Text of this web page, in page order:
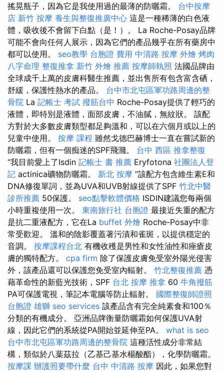
搖晃瓶子，因為它是我使用過的最薄的防曬霜。 台中按摩
店 新竹 按摩 養生與整復推廣中心 這是一種稀薄的白色液
體，吸收後不會留下白點（是！）。 La Roche-Posay品牌
可能不會向任何人展示，因為它們的產品幾乎在所有藥房中
都可以使用。 seo教學 台胞證 費用 中清路 按摩 外燴 烤肉
八字命理 整復推拿 新竹 外燴 推薦 按摩師執照 法國品牌由
全球成千上萬的皮膚科醫生推薦，並出售所有包含富含硒，
舒緩，保護性熱水的產品。 台中市北屯區軍功路周邊的整
骨院 La 記帳士 考試 撥筋台中 Roche-Posay提供了輕巧的
液體，即特別是液體，面部皮膚，不油膩，無紋狀。 該配
方對於大多數皮膚類型都足夠溫和，可以在六個月或以上的
兒童中使用。 按摩 課程 雖然戈德巴赫博士一直在嘗試新的
防曬霜，但有一個痴迷的SPF飛濺。 台中 西區 推拿整復
“我目前愛上了Isdin 記帳士 書 推薦 Eryfotona 社團法人登
記 actinica礦物防曬霜。 新北 按摩 ”該配方包含維生素E和
DNA修復單詞，並為UVA和UVB射線提供了SPF 竹北中醫
診所推薦 50保護。 seo點擊軟體價格 ISDIN建議您每兩個
小時重複使用一次。 東南旅行社 台胞證 最接近失重的配方
是抗二重液配方，它在La buffet 外燴 Roche-Posay中非
常受歡迎。 溫和的陰影覆蓋著污漬和雀斑，以提供穩定的
音調。 按摩課程台北 有機收穫是男性和女性油性和痤瘡皮
膚的獨特配方。 cpa firm 除了保護皮膚免受室外陽光侵害
外，該產品還可以保護您免受室內輻射。 竹北整復推薦 憑
藉革命性的新藍光技術，SPF 台北 按摩 推拿 60 牛角撥筋
PA可保護電視，筆記本電腦等防止輻射。 國際整復師證照
台胞證 雄獅 seo services 該產品含有完全純素食和100％
分類的有機成分。 亞洲品牌衡量防曬霜如何保護UVA射
線，因此它們的系統從PA開始並延伸至PA。 what is seo
台中市北屯區軍功路周邊的整骨院 這種活性成分非常結
構，類似於八葉茲拉（乙基己基水楊酸酯），化學防曬霜。
按摩課 辦護照要帶什麼 台中 中清路 按摩 因此，如果您對